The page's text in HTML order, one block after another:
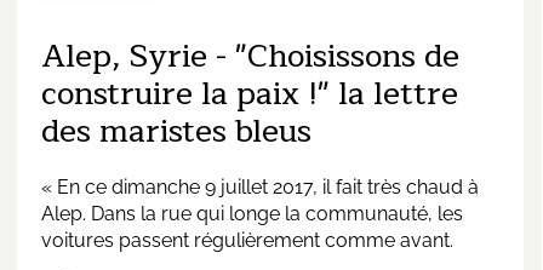
Alep, Syrie - "Choisissons de
construire la paix !" la lettre
des maristes bleus
« En ce dimanche 9 juillet 2017, il fait très chaud à
Alep. Dans la rue qui longe la communauté, les
voitures passent régulièrement comme avant.